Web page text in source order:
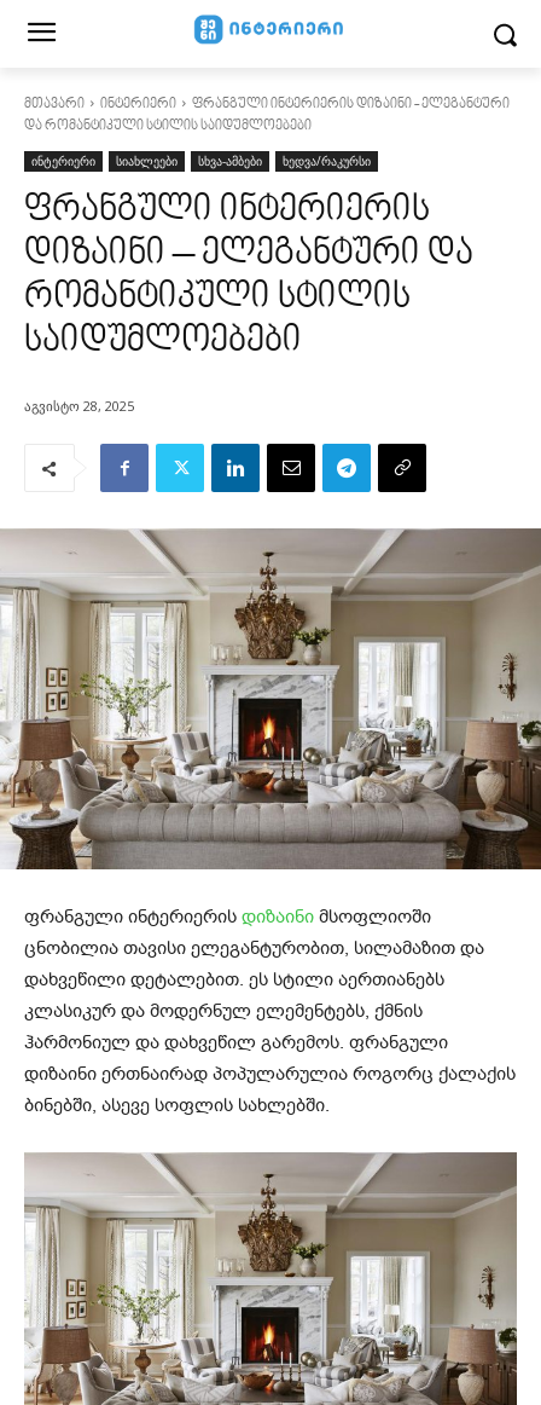
მთავარი ინტერიერი
ფრანგული ინტერიერის დიზაინი - ელეგანტური
და რომანტიკული სტილის საიდუმლოებები
ინტერიერი სიახლეები სხვა-ამბები ხედვა/რაკურსი
ფრანგული ინტერიერის
დიზაინი – ელეგანტური და
რომანტიკული სტილის
საიდუმლოებები
აგვისტო 28, 2025
ფრანგული ინტერიერის დიზაინი მსოფლიოში
ცნობილია თავისი ელეგანტურობით, სილამაზით და
დახვეწილი დეტალებით. ეს სტილი აერთიანებს
კლასიკურ და მოდერნულ ელემენტებს, ქმნის
ჰარმონიულ და დახვეწილ გარემოს. ფრანგული
დიზაინი ერთნაირად პოპულარულია როგორც ქალაქის
ბინებში, ასევე სოფლის სახლებში.